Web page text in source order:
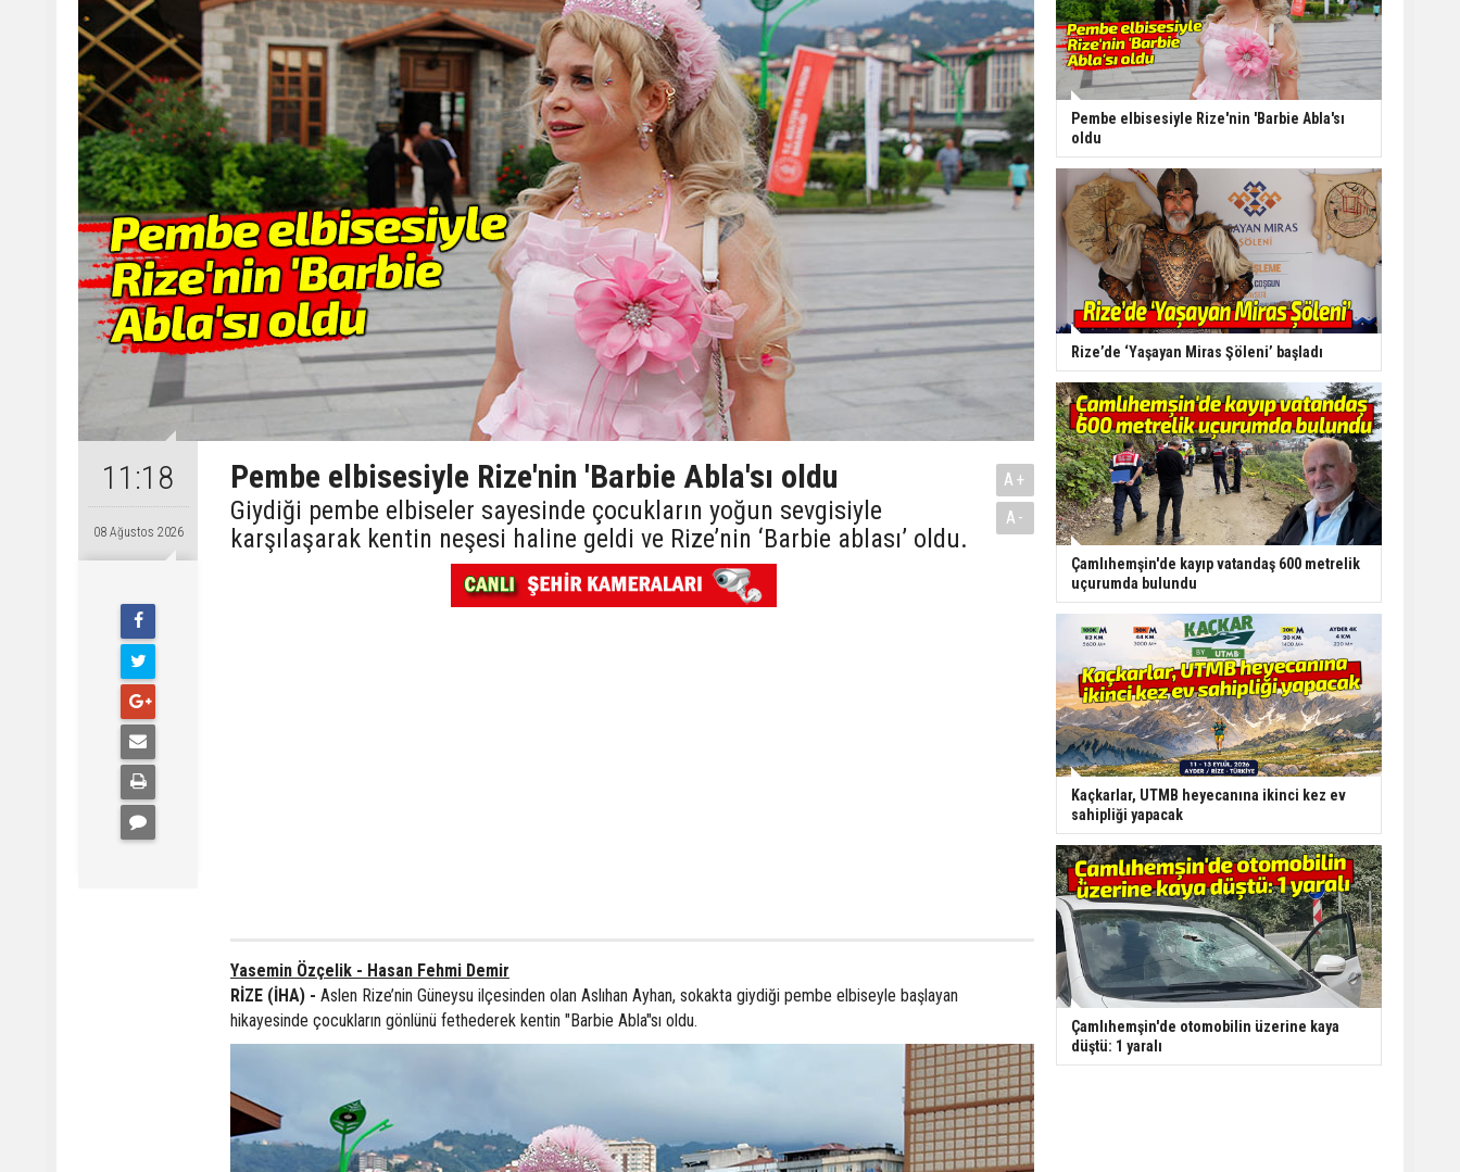
11:18
08 Ağustos 2026
Pembe elbisesiyle Rize'nin 'Barbie Abla'sı oldu
Giydiği pembe elbiseler sayesinde çocukların yoğun sevgisiyle
karşılaşarak kentin neşesi haline geldi ve Rize’nin ‘Barbie ablası’ oldu.
A+
A-
Yasemin Özçelik - Hasan Fehmi Demir
RİZE (İHA) - Aslen Rize’nin Güneysu ilçesinden olan Aslıhan Ayhan, sokakta giydiği pembe elbiseyle başlayan
hikayesinde çocukların gönlünü fethederek kentin "Barbie Abla"sı oldu.
Pembe elbisesiyle Rize'nin 'Barbie Abla'sı
oldu
Rize’de ‘Yaşayan Miras Şöleni’ başladı
Çamlıhemşin'de kayıp vatandaş 600 metrelik
uçurumda bulundu
Kaçkarlar, UTMB heyecanına ikinci kez ev
sahipliği yapacak
Çamlıhemşin'de otomobilin üzerine kaya
düştü: 1 yaralı